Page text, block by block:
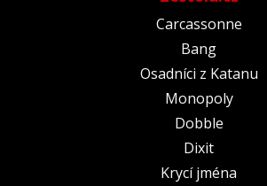
Carcassonne
Bang
Osadníci z Katanu
Monopoly
Dobble
Dixit
Krycí jména